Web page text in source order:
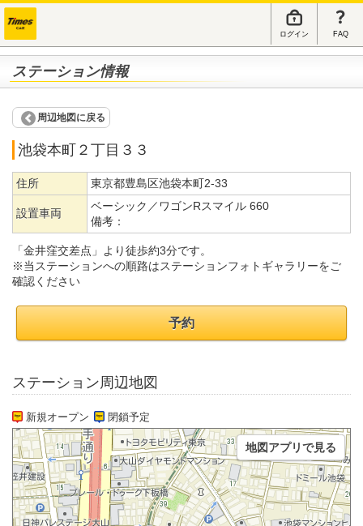
ログイン FAQ
ステーション情報
周辺地図に戻る
池袋本町２丁目３３
住所 東京都豊島区池袋本町2-33
設置車両
ベーシック／ワゴンRスマイル 660
備考：
「金井窪交差点」より徒歩約3分です。
※当ステーションへの順路はステーションフォトギャラリーをご
確認ください
予約
ステーション周辺地図
新規オープン 閉鎖予定
地図アプリで見る